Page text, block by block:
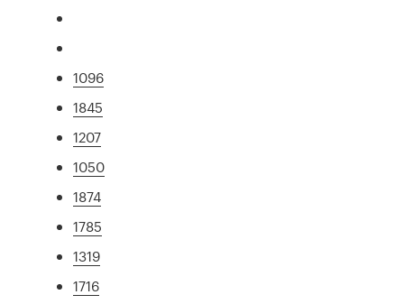
1096
1845
1207
1050
1874
1785
1319
1716